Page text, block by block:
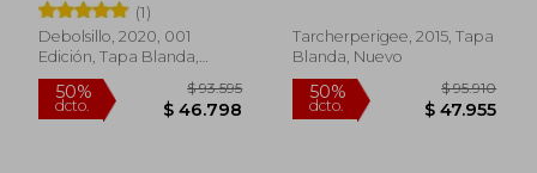
(1)
Debolsillo, 2020, 001
Edición, Tapa Blanda,
Nuevo
Tarcherperigee, 2015, Tapa
Blanda, Nuevo